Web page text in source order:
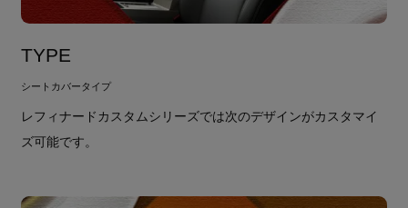
TYPE
シートカバータイプ
レフィナードカスタムシリーズでは次のデザインがカスタマイ
ズ可能です。